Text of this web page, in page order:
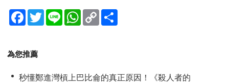
Facebook
TwitterLine WhatsApp
Copy
Link
為您推薦
秒懂鄭進灣槓上巴比侖的真正原因！《殺人者的